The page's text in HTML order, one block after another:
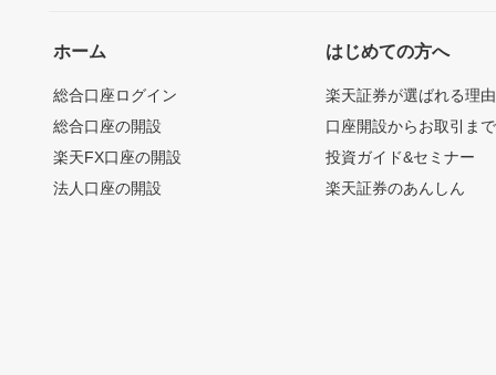
ホーム
総合口座ログイン
総合口座の開設
楽天FX口座の開設
法人口座の開設
はじめての方へ
楽天証券が選ばれる理由
口座開設からお取引ま
投資ガイド&セミナー
楽天証券のあんしん